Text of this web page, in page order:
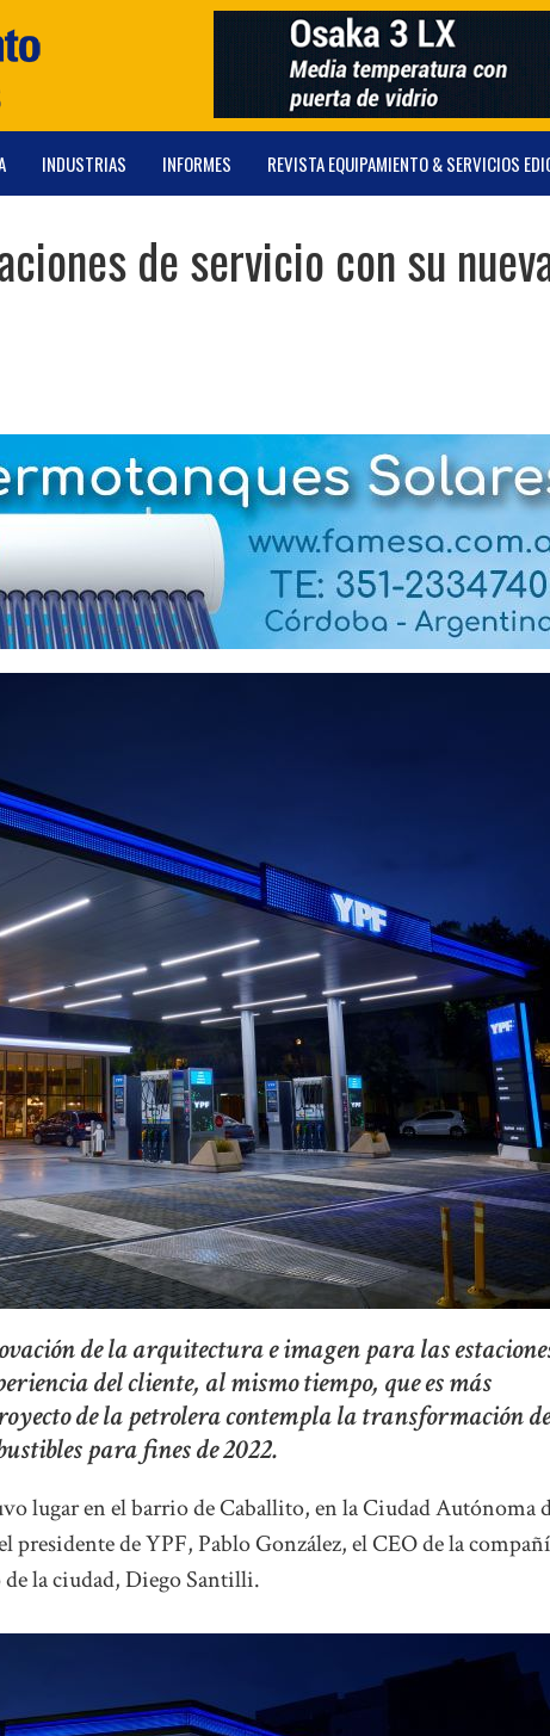
INDUSTRIAS INFORMES REVISTA EQUIPAMIENTO & SERVICIOS
de servicio con su
de la arquitectura e imagen para las
del cliente, al mismo tiempo, que es más
de la petrolera contempla la transformación de
para fines de 2022.
lugar en el barrio de Caballito, en la Ciudad Autónoma
presidente de YPF, Pablo González, el CEO de la
la ciudad, Diego Santilli.